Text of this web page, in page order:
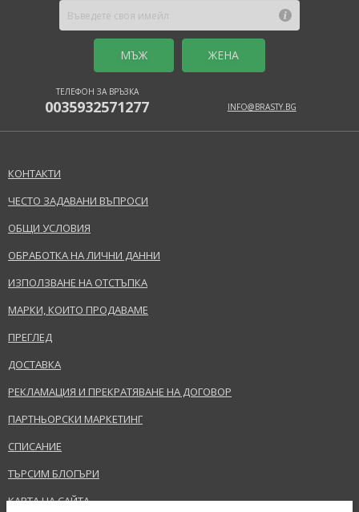
MЪЖ ЖЕНА
ТЕЛЕФОН ЗА ВРЪЗКА
0035932571277 INFO@BRASTY.BG
КОНТАКТИ
ЧЕСТО ЗАДАВАНИ ВЪПРОСИ
ОБЩИ УСЛОВИЯ
ОБРАБОТКА НА ЛИЧНИ ДАННИ
ИЗПОЛЗВАНЕ НА ОТСТЪПКА
МАРКИ, КОИТО ПРОДАВАМЕ
ПРЕГЛЕД
ДОСТАВКА
РЕКЛАМАЦИЯ И ПРЕКРАТЯВАНЕ НА ДОГОВОР
ПАРТНЬОРСКИ МАРКЕТИНГ
СПИСАНИЕ
ТЪРСИМ БЛОГЪРИ
КАРТА НА САЙТА